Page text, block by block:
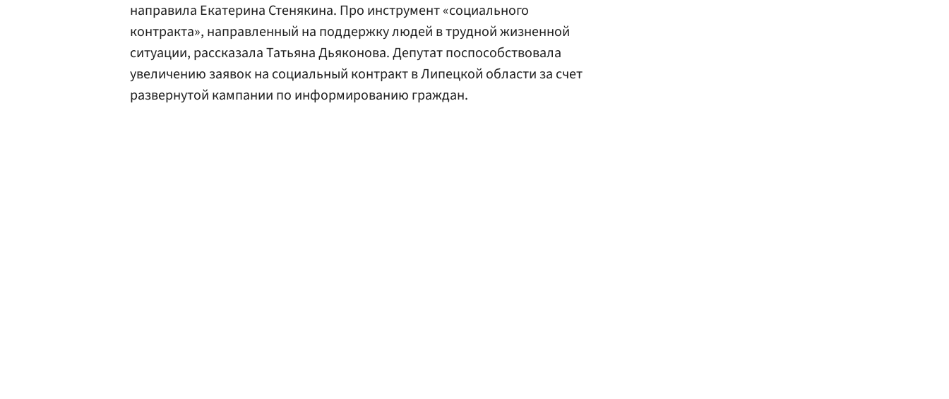
направила Екатерина Стенякина. Про инструмент «социального
контракта», направленный на поддержку людей в трудной жизненной
ситуации, рассказала Татьяна Дьяконова. Депутат поспособствовала
увеличению заявок на социальный контракт в Липецкой области за счет
развернутой кампании по информированию граждан.